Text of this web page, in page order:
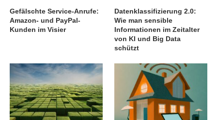
Gefälschte Service-Anrufe:
Amazon- und PayPal-
Kunden im Visier
Datenklassifizierung 2.0:
Wie man sensible
Informationen im Zeitalter
von KI und Big Data
schützt